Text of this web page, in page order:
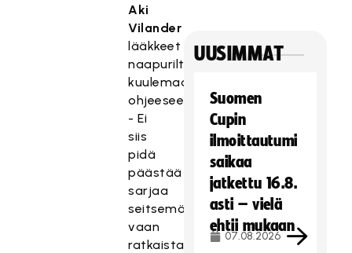
Aki
Vilander
lääkkeet
naapuriltaan
kuulemaansa
ohjeeseen.
- Ei
siis
pidä
päästää
sarjaa
seitsemänteen
vaan
ratkaista
UUSIMMAT
Suomen
Cupin
ilmoittautumi
saikaa
jatkettu 16.8.
asti – vielä
ehtii mukaan
07.08.2026